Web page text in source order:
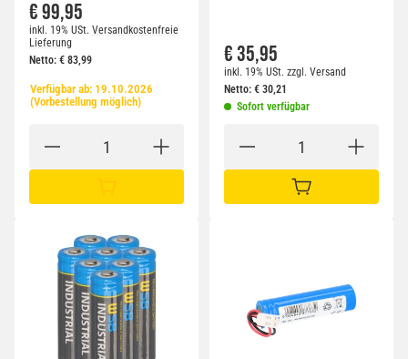
€ 99,95
inkl. 19% USt. Versandkostenfreie
Lieferung
Netto: € 83,99
Verfügbar ab: 19.10.2026
(Vorbestellung möglich)
€ 35,95
inkl. 19% USt. zzgl. Versand
Netto: € 30,21
Sofort verfügbar
IN DEN WARENKORB